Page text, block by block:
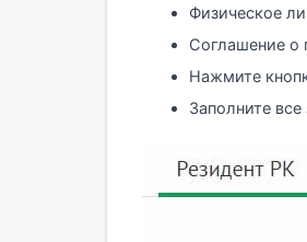
Физическое
Соглашение о
Нажмите
Заполните